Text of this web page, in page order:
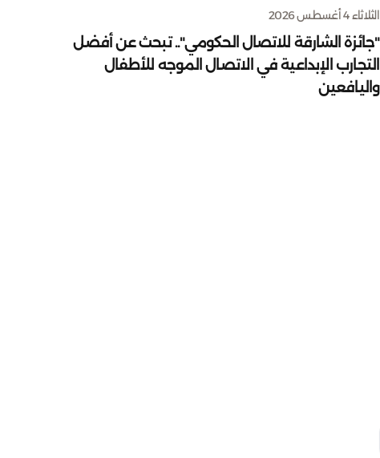
الثلاثاء 4 أغسطس 2026
"جائزة الشارقة للاتصال الحكومي".. تبحث عن أفضل
التجارب الإبداعية في الاتصال الموجه للأطفال
واليافعين